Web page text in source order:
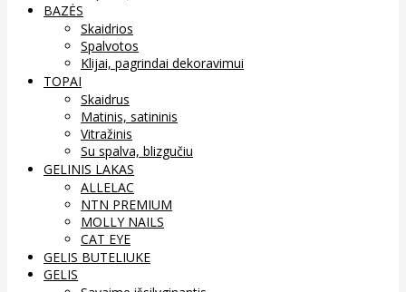
BAZĖS
Skaidrios
Spalvotos
Klijai, pagrindai dekoravimui
TOPAI
Skaidrus
Matinis, satininis
Vitražinis
Su spalva, blizgučiu
GELINIS LAKAS
ALLELAC
NTN PREMIUM
MOLLY NAILS
CAT EYE
GELIS BUTELIUKE
GELIS